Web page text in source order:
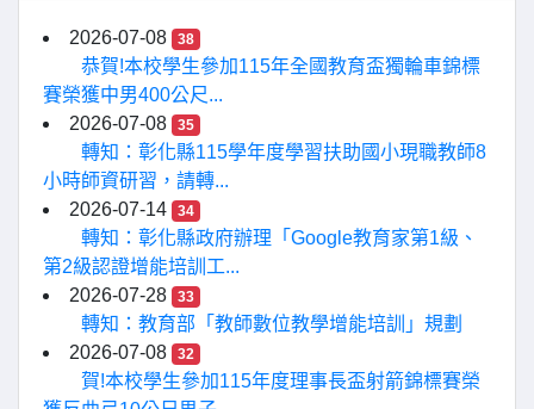
2026-07-08 38
恭賀!本校學生參加115年全國教育盃獨輪車錦標
賽榮獲中男400公尺...
2026-07-08
35
轉知：彰化縣115學年度學習扶助國小現職教師8
小時師資研習，請轉...
2026-07-14
34
轉知：彰化縣政府辦理「Google教育家第1級、
第2級認證增能培訓工...
2026-07-28
33
轉知：教育部「教師數位教學增能培訓」規劃
2026-07-08
32
賀!本校學生參加115年度理事長盃射箭錦標賽榮